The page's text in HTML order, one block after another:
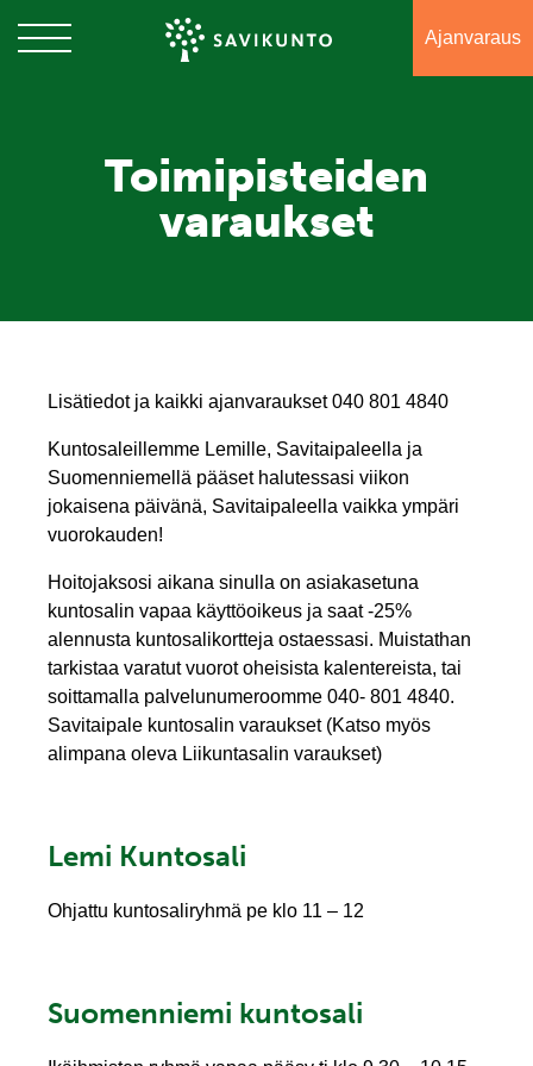
Ajanvaraus
Toimipisteiden
varaukset
Lisätiedot ja kaikki ajanvaraukset 040 801 4840
Kuntosaleillemme Lemille, Savitaipaleella ja
Suomenniemellä pääset halutessasi viikon
jokaisena päivänä, Savitaipaleella vaikka ympäri
vuorokauden!
Hoitojaksosi aikana sinulla on asiakasetuna
kuntosalin vapaa käyttöoikeus ja saat -25%
alennusta kuntosalikortteja ostaessasi. Muistathan
tarkistaa varatut vuorot oheisista kalentereista, tai
soittamalla palvelunumeroomme 040- 801 4840.
Savitaipale kuntosalin varaukset (Katso myös
alimpana oleva Liikuntasalin varaukset)
Lemi Kuntosali
Ohjattu kuntosaliryhmä pe klo 11 – 12
Suomenniemi kuntosali